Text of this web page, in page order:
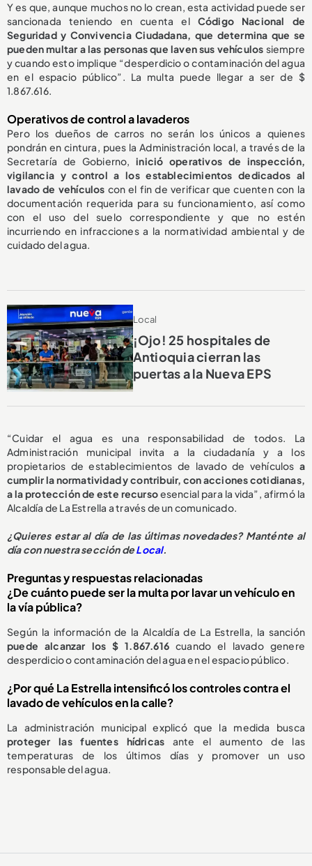
Y es que, aunque muchos no lo crean, esta actividad puede ser
sancionada teniendo en cuenta el Código Nacional de
Seguridad y Convivencia Ciudadana, que determina que se
pueden multar a las personas que laven sus vehículos siempre
y cuando esto implique “desperdicio o contaminación del agua
en el espacio público”. La multa puede llegar a ser de $
1.867.616.
Operativos de control a lavaderos
Pero los dueños de carros no serán los únicos a quienes
pondrán en cintura, pues la Administración local, a través de la
Secretaría de Gobierno,inició operativos de inspección,
vigilancia y control a los establecimientos dedicados al
lavado de vehículos con el fin de verificar que cuenten con la
documentación requerida para su funcionamiento, así como
con el uso del suelo correspondiente y que no estén
incurriendo en infracciones a la normatividad ambiental y de
cuidado del agua.
Local
¡Ojo! 25 hospitales de
Antioquia cierran las
puertas a la Nueva EPS
“Cuidar el agua es una responsabilidad de todos. La
Administración municipal invita a la ciudadanía y a los
propietarios de establecimientos de lavado de vehículos a
cumplir la normatividad y contribuir, con acciones cotidianas,
a la protección de este recursoesencial para la vida”, afirmó la
Alcaldía de La Estrella a través de un comunicado.
¿Quieres estar al día de las últimas novedades? Manténte al
día con nuestra sección deLocal.
Preguntas y respuestas relacionadas
¿De cuánto puede ser la multa por lavar un vehículo en
la vía pública?
Según la información de la Alcaldía de La Estrella, la sanción
puede alcanzar los $ 1.867.616 cuando el lavado genere
desperdicio o contaminación del agua en el espacio público.
¿Por qué La Estrella intensificó los controles contra el
lavado de vehículos en la calle?
La administración municipal explicó que la medida busca
proteger las fuentes hídricas ante el aumento de las
temperaturas de los últimos días y promover un uso
responsable del agua.